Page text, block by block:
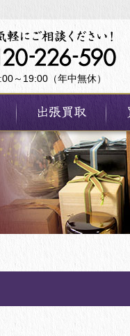
～19:00（年中無休）